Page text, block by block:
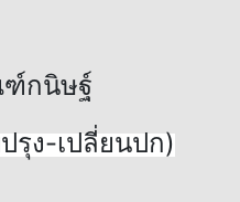
ฑ์กนิษฐ์
รุง-เปลี่ยนปก)